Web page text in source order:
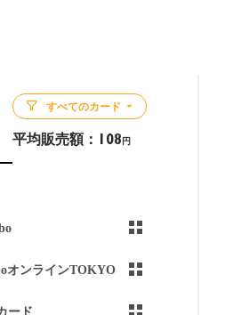
すべてのカード
平均販売額： 108 円
オンラインTOKYO
ード